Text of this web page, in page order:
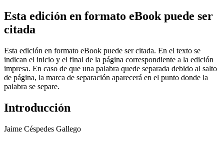
Esta edición en formato eBook puede ser
citada
Esta edición en formato eBook puede ser citada. En el texto se
indican el inicio y el final de la página correspondiente a la edición
impresa. En caso de que una palabra quede separada debido al salto
de página, la marca de separación aparecerá en el punto donde la
palabra se separe.
Introducción
Jaime Céspedes Gallego